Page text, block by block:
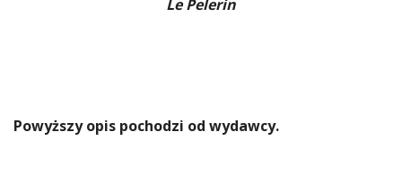
Le Pelerin
Powyższy opis pochodzi od wydawcy.